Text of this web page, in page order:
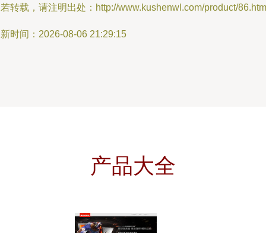
转载，请注明出处：http://www.kushenwl.com/product/
时间：2026-08-06 21:29:15
产品大全